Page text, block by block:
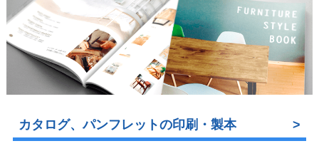
カタログ、パンフレットの印刷・製本